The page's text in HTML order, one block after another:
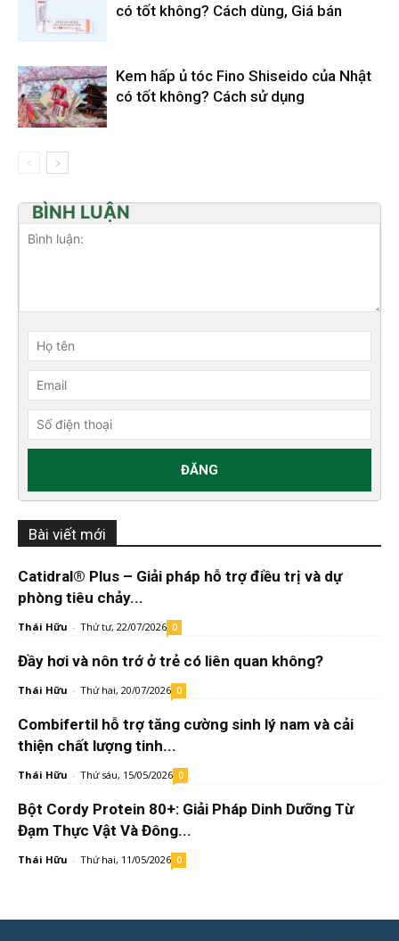
có tốt không? Cách dùng, Giá bán
Kem hấp ủ tóc Fino Shiseido của Nhật
có tốt không? Cách sử dụng
BÌNH LUẬN
Bài viết mới
Catidral® Plus – Giải pháp hỗ trợ điều trị và dự
phòng tiêu chảy...
Thái Hữu - Thứ tư, 22/07/2026 0
Đầy hơi và nôn trớ ở trẻ có liên quan không?
Thái Hữu - Thứ hai, 20/07/2026 0
Combifertil hỗ trợ tăng cường sinh lý nam và cải
thiện chất lượng tinh...
Thái Hữu - Thứ sáu, 15/05/2026 0
Bột Cordy Protein 80+: Giải Pháp Dinh Dưỡng Từ
Đạm Thực Vật Và Đông...
Thái Hữu - Thứ hai, 11/05/2026 0